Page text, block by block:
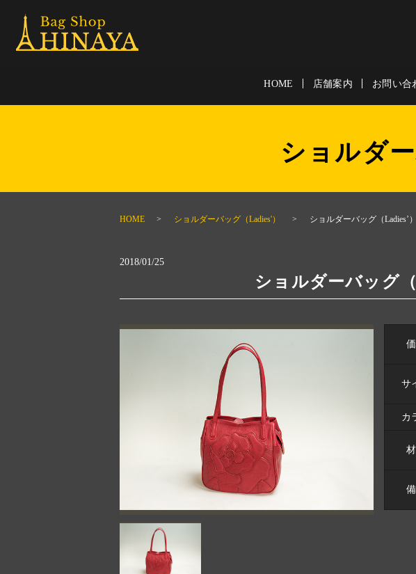
HOME 店舗案内 お問い合
ショルダ
HOME ショルダーバッグ（Ladies'） ショルダーバッグ（Ladies’
2018/01/25
ショルダーバッグ
サ
カ